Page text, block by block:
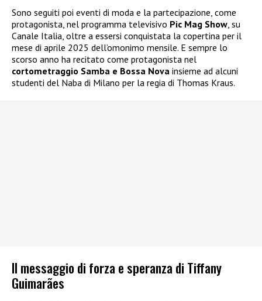
Sono seguiti poi eventi di moda e la partecipazione, come
protagonista, nel programma televisivo Pic Mag Show, su
Canale Italia, oltre a essersi conquistata la copertina per il
mese di aprile 2025 dell’omonimo mensile. E sempre lo
scorso anno ha recitato come protagonista nel
cortometraggio Samba e Bossa Nova insieme ad alcuni
studenti del Naba di Milano per la regia di Thomas Kraus.
Il messaggio di forza e speranza di Tiffany
Guimarães